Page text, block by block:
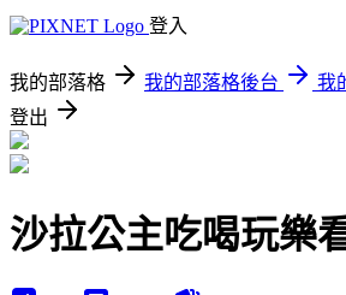
登入
我的部落格 我的部落格後台
我
登出
沙拉公主吃喝玩樂